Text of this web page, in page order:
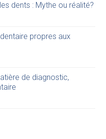
dents : Mythe ou réalité?
propres aux
de diagnostic,